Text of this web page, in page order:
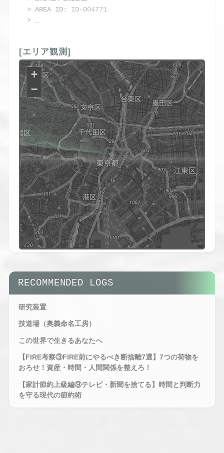
> AREA ID: ID-004771
>
[エリア観測]
+
−
AREA
RADAR
RECOMMENDED LOGS
研究装置
技道場（奥義命名工房）
この世界で生きるあなたへ
【FIRE考察③FIRE前にやるべき断捨離7選】7つの荷物を
おろせ！資産・時間・人間関係を整えろ！
【家計節約上級編⑨テレビ・新聞を捨てる】時間と判断力
を守る現代の節約術
SYS.LOG //
HAITO_OBS_V2.6
AREA
RADAR -